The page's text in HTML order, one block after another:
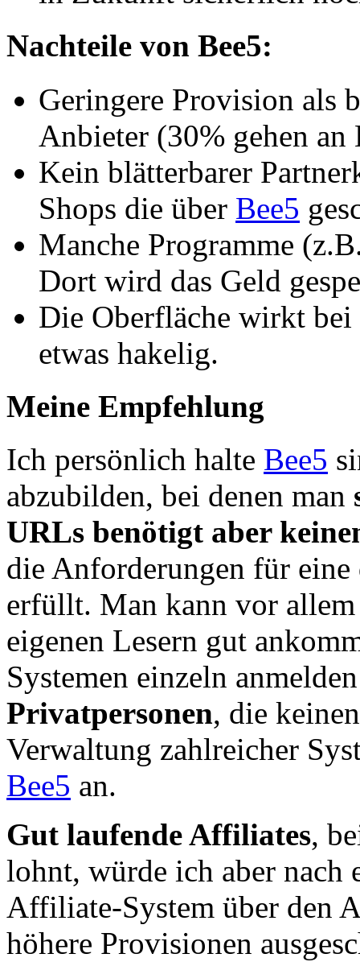
Nachteile von Bee5:
Geringere Provision als
Anbieter (30% gehen an
Kein blätterbarer
Shops die über Bee5
Manche Programme
Dort wird das Geld
Die Oberfläche wirkt
etwas hakelig.
Meine Empfehlung
Ich persönlich halte Bee5
abzubilden, bei denen man
URLs benötigt aber
die Anforderungen für
erfüllt. Man kann vor allem
eigenen Lesern gut
Systemen einzeln
Privatpersonen, die
Verwaltung zahlreicher
Bee5 an.
Gut laufende Affiliates,
lohnt, würde ich aber nach
Affiliate-System über den
höhere Provisionen